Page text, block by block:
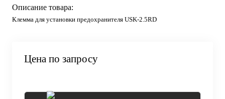
Описание товара:
Клемма для установки предохранителя USK-2.5RD
Цена по запросу